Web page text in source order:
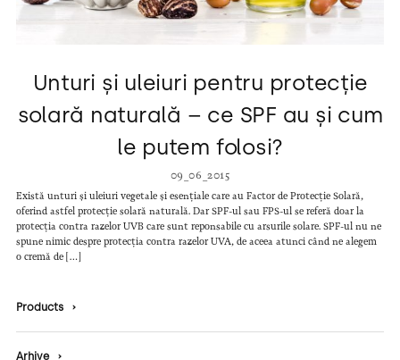
Unturi și uleiuri pentru protecție
solară naturală – ce SPF au și cum
le putem folosi?
09_06_2015
Există unturi și uleiuri vegetale și esențiale care au Factor de Protecție Solară,
oferind astfel protecție solară naturală. Dar SPF-ul sau FPS-ul se referă doar la
protecția contra razelor UVB care sunt reponsabile cu arsurile solare. SPF-ul nu ne
spune nimic despre protecția contra razelor UVA, de aceea atunci când ne alegem
o cremă de […]
Products ›
Arhive ›